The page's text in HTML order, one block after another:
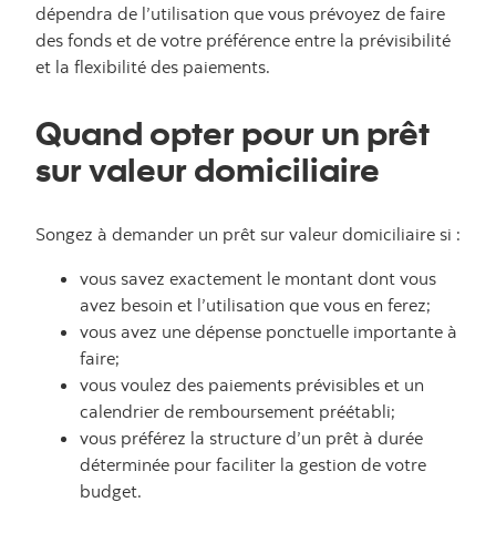
dépendra de l’utilisation que vous prévoyez de faire
des fonds et de votre préférence entre la prévisibilité
et la flexibilité des paiements.
Quand opter pour un prêt
sur valeur domiciliaire
Songez à demander un prêt sur valeur domiciliaire si :
vous savez exactement le montant dont vous
avez besoin et l’utilisation que vous en ferez;
vous avez une dépense ponctuelle importante à
faire;
vous voulez des paiements prévisibles et un
calendrier de remboursement préétabli;
vous préférez la structure d’un prêt à durée
déterminée pour faciliter la gestion de votre
budget.